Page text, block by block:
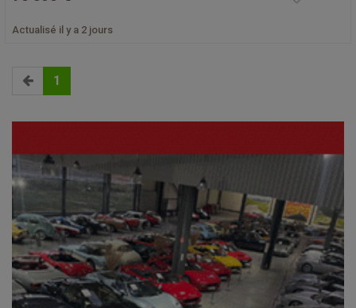
Actualisé il y a 2 jours
1